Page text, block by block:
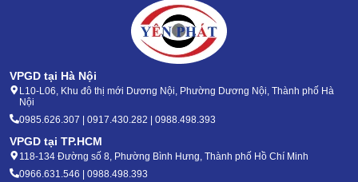
VPGD tại Hà Nội
L10-L06, Khu đô thị mới Dương Nội, Phường Dương Nội, Thành phố Hà
Nội
0985.626.307 | 0917.430.282 | 0988.498.393
VPGD tại TP.HCM
118-134 Đường số 8, Phường Bình Hưng, Thành phố Hồ Chí Minh
0966.631.546 | 0988.498.393